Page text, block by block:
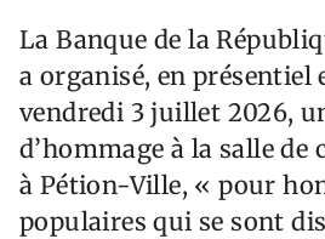
La Banque de la
a organisé, en présentiel
vendredi 3 juillet 2026,
d’hommage à la salle de
à Pétion-Ville, « pour
populaires qui se sont